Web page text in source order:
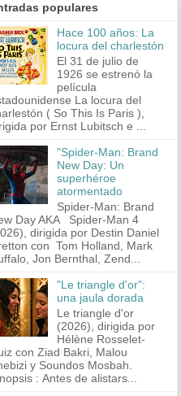
populares
Hace 100 años: La
locura del charlestón
El 31 de julio de
1926 se estrenó la
película
La locura del
( So This Is Paris ),
por Ernst Lubitsch e ...
"Spider-Man: Brand
New Day: Un
superhéroe
atormentado
Spider-Man: Brand
Day AKA Spider-Man 4
dirigida por Destin Daniel
con Tom Holland, Mark
Jon Bernthal, Zend...
"Le triangle d'or":
una jaula dorada
Le triangle d'or
(2026), dirigida por
Hélène Rosselet-
con Ziad Bakri, Malou
y Soundos Mosbah.
: Antes de alistars...